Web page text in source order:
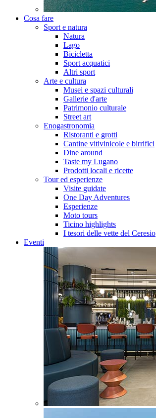
Cosa fare
Sport e natura
Natura
Lago
Bicicletta
Sport acquatici
Altri sport
Arte e cultura
Musei e spazi culturali
Gallerie d'arte
Patrimonio culturale
Street art
Enogastronomia
Ristoranti e grotti
Cantine vitivinicole e birrifici
Dine around
Taste my Lugano
Prodotti locali e ricette
Tour ed esperienze
Visite guidate
One Day Adventures
Esperienze
Moto tours
Ticino highlights
I tesori delle vette del Ceresio
Eventi